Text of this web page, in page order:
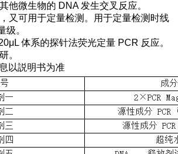
他微生物的 DNA 发生交叉反应。
又可用于定量检测。用于定量检测时线
级。
体系的探针法荧光定量 PCR 反应。
。
以説明书为准